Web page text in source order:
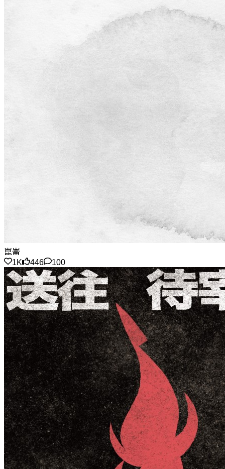
崑崙
1K
446 100